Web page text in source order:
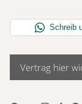
Vertrag hier